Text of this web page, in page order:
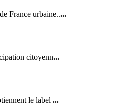
France urbaine.....
citoyenn...
le label ...